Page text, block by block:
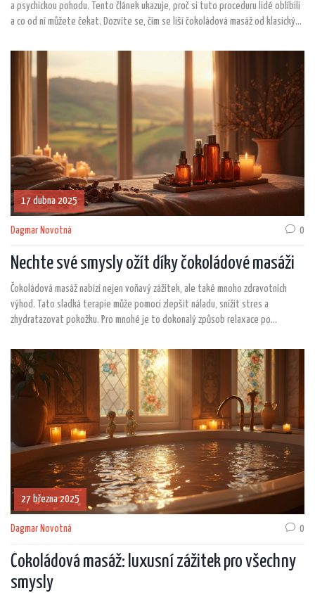
a psychickou pohodu. Tento článek ukazuje, proč si tuto proceduru lidé oblíbili
a co od ní můžete čekat. Dozvíte se, čím se liší čokoládová masáž od klasických
masáž užít naplno, a pár překvapivých zajímavostí o čokoládě samotné. Pokud
hledáte důvod, proč ji vyzkoušet, najdete ho právě tady.
17 dubna 2025
Dagmar Novotná 0
Nechte své smysly ožít díky čokoládové masáži
Čokoládová masáž nabízí nejen voňavý zážitek, ale také mnoho zdravotních
výhod. Tato sladká terapie může pomoci zlepšit náladu, snížit stres a
zhydratazovat pokožku. Pro mnohé je to dokonalý způsob relaxace po
vylepšit vaši wellness rutinu.
27 března 2025
Dagmar Novotná 0
Čokoládová masáž: luxusní zážitek pro všechny
smysly